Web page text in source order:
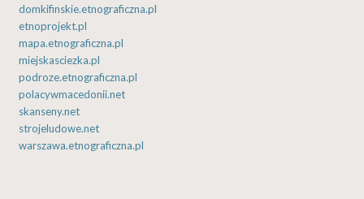
domkifinskie.etnograficzna.pl
etnoprojekt.pl
mapa.etnograficzna.pl
miejskasciezka.pl
podroze.etnograficzna.pl
polacywmacedonii.net
skanseny.net
strojeludowe.net
warszawa.etnograficzna.pl